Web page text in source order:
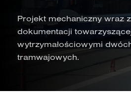
Projekt mechaniczny wraz
dokumentacji
wytrzymałościowymi
tramwajowych.